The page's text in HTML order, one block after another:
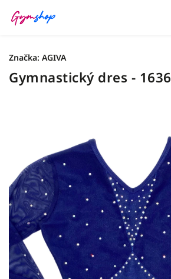
Gymnastický dres - 1636
Značka: AGIVA